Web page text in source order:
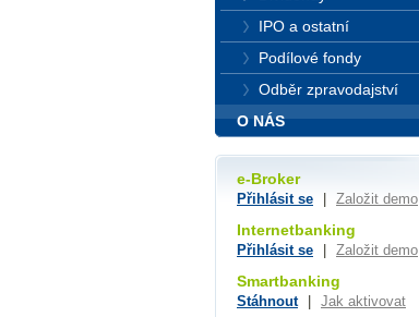
IPO a ostatní
Podílové fondy
Odběr zpravodajství
O NÁS
e-Broker
Přihlásit se Založit demo
Internetbanking
Přihlásit se Založit demo
Smartbanking
Stáhnout Jak aktivovat